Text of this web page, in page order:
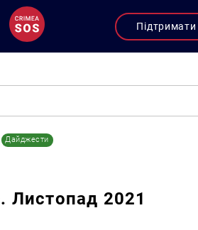
Підтримати
Дайджести
Листопад 2021